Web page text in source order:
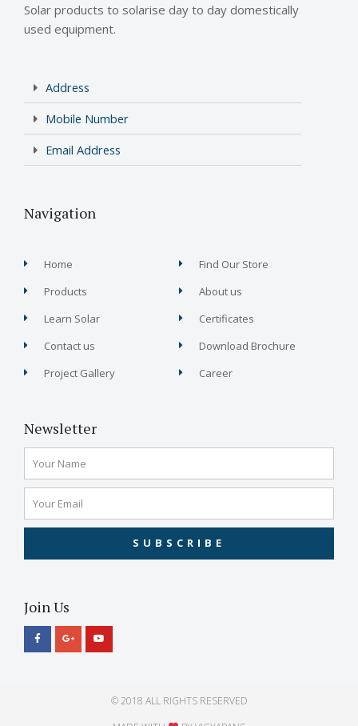
Solar products to solarise day to day domestically
used equipment.
Address
Mobile Number
Email Address
Navigation
Home
Products
Learn Solar
Contact us
Project Gallery
Find Our Store
About us
Certificates
Download Brochure
Career
Newsletter
SUBSCRIBE
Join Us
© 2018 ALL RIGHTS RESERVED​